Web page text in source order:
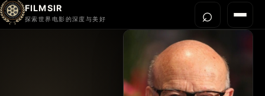
FILMSIR
探索世界电影的深度与美好 菜单
⌕打开